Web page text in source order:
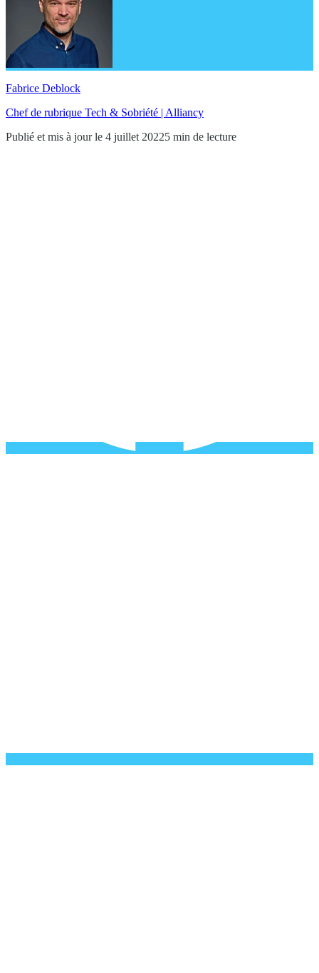
Fabrice Deblock
Chef de rubrique Tech & Sobriété | Alliancy
Publié et mis à jour le 4 juillet 20225 min de lecture